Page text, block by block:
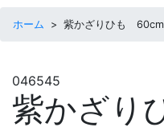
ホーム > 紫かざりひも 60cm
046545
紫かざ